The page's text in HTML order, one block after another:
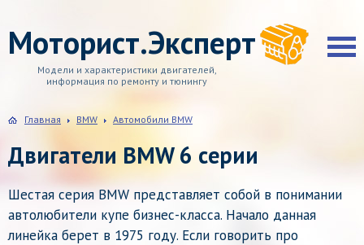
Моторист.Эксперт
Модели и характеристики двигателей,
информация по ремонту и тюнингу
Главная BMW Автомобили BMW
Двигатели BMW 6 серии
Шестая серия BMW представляет собой в понимании
автолюбители купе бизнес-класса. Начало данная
линейка берет в 1975 году. Если говорить про